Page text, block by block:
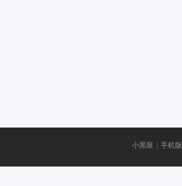
小黑屋 手机版